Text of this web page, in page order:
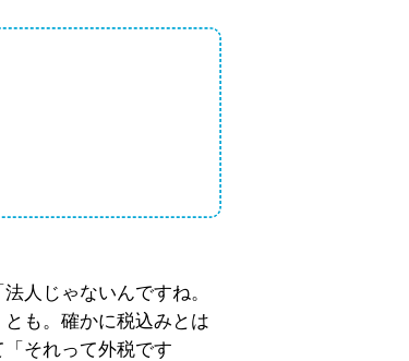
人じゃないんですね。
も。確かに税込みとは
それって外税です